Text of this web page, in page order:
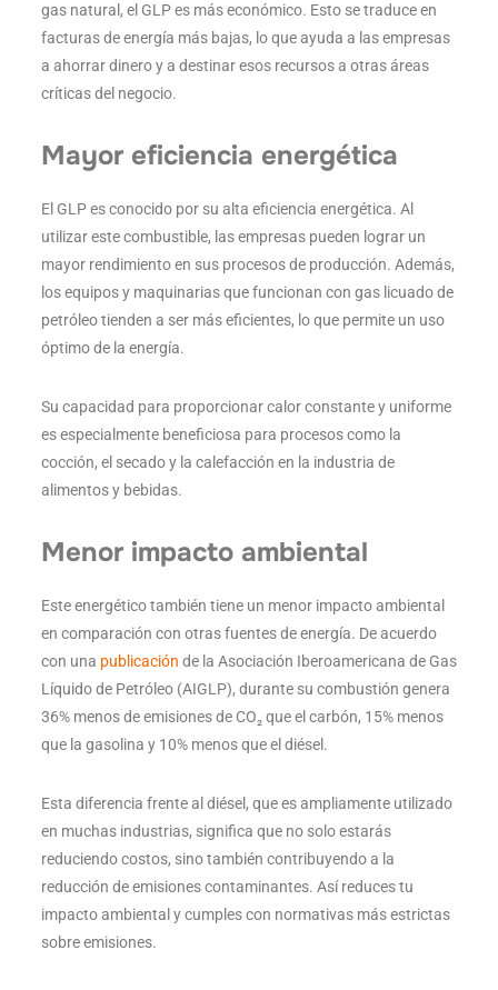
gas natural, el GLP es más económico. Esto se traduce en
facturas de energía más bajas, lo que ayuda a las empresas
a ahorrar dinero y a destinar esos recursos a otras áreas
críticas del negocio.
Mayor eficiencia energética
El GLP es conocido por su alta eficiencia energética. Al
utilizar este combustible, las empresas pueden lograr un
mayor rendimiento en sus procesos de producción. Además,
los equipos y maquinarias que funcionan con gas licuado de
petróleo tienden a ser más eficientes, lo que permite un uso
óptimo de la energía.
Su capacidad para proporcionar calor constante y uniforme
es especialmente beneficiosa para procesos como la
cocción, el secado y la calefacción en la industria de
alimentos y bebidas.
Menor impacto ambiental
Este energético también tiene un menor impacto ambiental
en comparación con otras fuentes de energía. De acuerdo
con una publicación de la Asociación Iberoamericana de Gas
Líquido de Petróleo (AIGLP), durante su combustión genera
36% menos de emisiones de CO₂ que el carbón, 15% menos
que la gasolina y 10% menos que el diésel.
Esta diferencia frente al diésel, que es ampliamente utilizado
en muchas industrias, significa que no solo estarás
reduciendo costos, sino también contribuyendo a la
reducción de emisiones contaminantes. Así reduces tu
impacto ambiental y cumples con normativas más estrictas
sobre emisiones.